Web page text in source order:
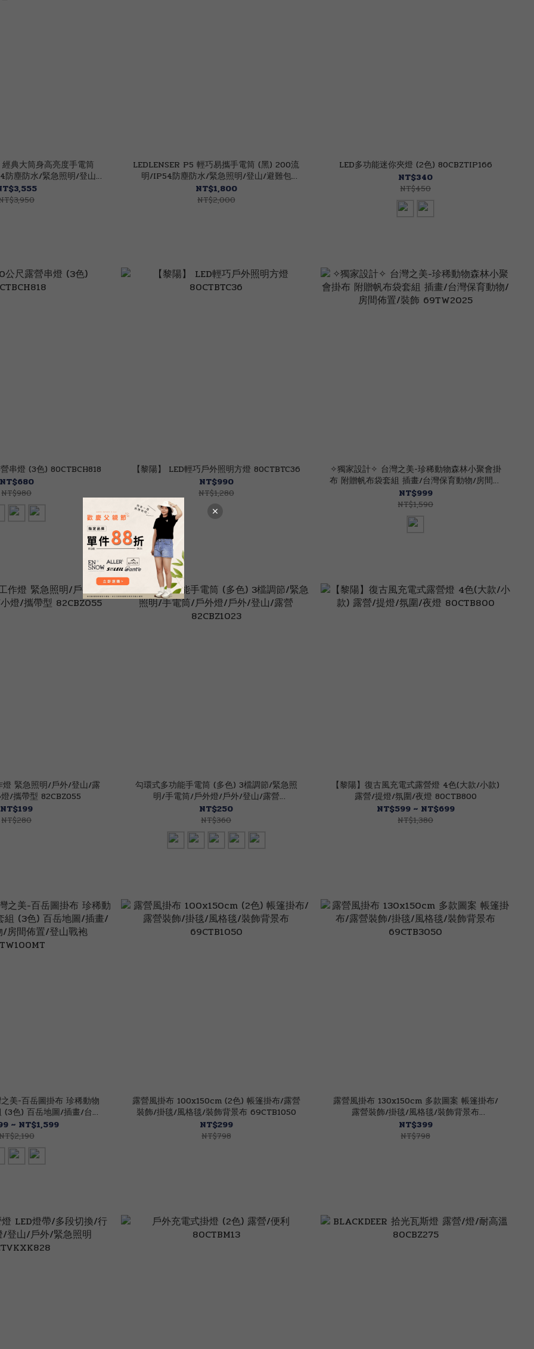
典大筒身高亮度手電筒
塵防水/緊急照明/登山/
82LE503102
LEDLENSER P5 輕巧易攜手電筒 (黑) 200流
明/IP54防塵防水/緊急照明/登山/避難包
82LE503100
NT$1,800
NT$2,000
LED多功能迷你夾燈 (2色) 80CBZTIP166
NT$340
NT$450
串燈 (3色) 80CTBCH818
NT$680
NT$980
【黎陽】 LED輕巧戶外照明方燈 80CTBTC36
NT$990
NT$1,280
✧獨家設計✧ 台灣之美-珍稀動物森林小聚會掛
布 附贈帆布袋套組 插畫/台灣保育動物/房間佈
置/裝飾 69TW2025
NT$999
NT$1,590
燈 緊急照明/戶外/登山/露
/攜帶型 82CBZ055
NT$199
NT$280
勾環式多功能手電筒 (多色) 3檔調節/緊急照
明/手電筒/戶外燈/戶外/登山/露營
82CBZ1023
NT$250
NT$360
【黎陽】復古風充電式露營燈 4色(大款/小款)
露營/提燈/氛圍/夜燈 80CTB800
NT$599 ~ NT$699
NT$1,380
美-百岳圖掛布 珍稀動物
(3色) 百岳地圖/插畫/台灣
/登山戰袍 69TW100MT
~ NT$1,599
露營風掛布 100x150cm (2色) 帳篷掛布/露營
裝飾/掛毯/風格毯/裝飾背景布 69CTB1050
NT$299
NT$798
露營風掛布 130x150cm 多款圖案 帳篷掛布/
露營裝飾/掛毯/風格毯/裝飾背景布
69CTB3050
NT$399
NT$798